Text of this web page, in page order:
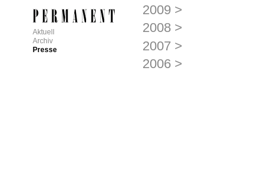
2009 >
2008 >
2007 >
2006 >
Aktuell
Archiv
Presse